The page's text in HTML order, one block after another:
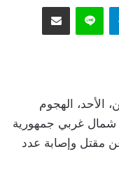
تيلقرام لاين مشاركة عبر البريد
الأحد، الهجوم
شمال غربي جمهورية
مقتل وإصابة عدد